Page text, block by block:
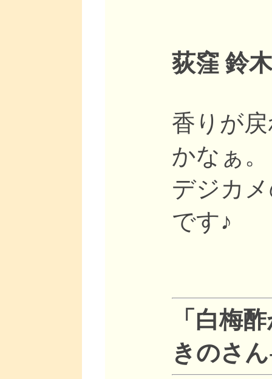
荻窪 鈴
香りが
かなぁ。
デジカ
です♪
「白梅
きのさ